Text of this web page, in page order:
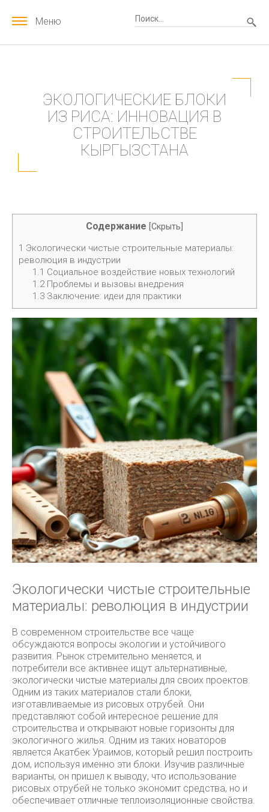
Меню
ЭКОЛОГИЧЕСКИЕ БЛОКИ
ИЗ РИСА: ИННОВАЦИЯ В
СТРОИТЕЛЬСТВЕ
КЫРГЫЗСТАНА
Содержание Скрыть
1 Экологически чистые строительные материалы:
революция в индустрии
1.1 Социальное воздействие новых технологий
1.2Проблемы и вызовы внедрения
1.3Заключение: идеи для практики
Экологически чистые строительные
материалы: революция в индустрии
В современном строительстве все чаще
обсуждаются вопросы экологии и устойчивого
развития. Рынок стремительно меняется, и
потребители все активнее ищут альтернативные,
экологически чистые материалы для своих проектов.
Одним из таких материалов стали блоки,
изготавливаемые из рисовых отрубей. Они
представляют собой интересное решение для
строительства и открывают новые горизонты для
экологичного жилья. Одним из таких новаторов
является Акатбек Ураимов, который решил построить
дом, используя именно эти блоки. Изучив различные
варианты, он пришел к выводу, что использование
рисовых отрубей не только экономит средства, но и
обеспечивает отличные теплоизоляционные свойства.